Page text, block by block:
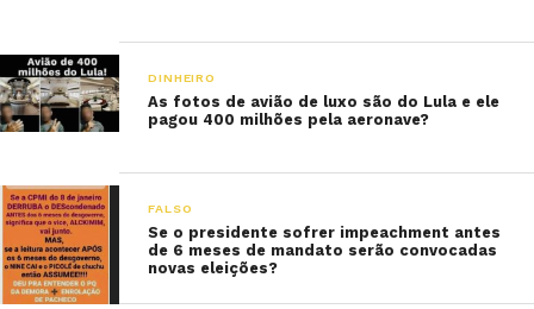
DINHEIRO
As fotos de avião de luxo são do Lula e ele
pagou 400 milhões pela aeronave?
FALSO
Se o presidente sofrer impeachment antes
de 6 meses de mandato serão convocadas
novas eleições?